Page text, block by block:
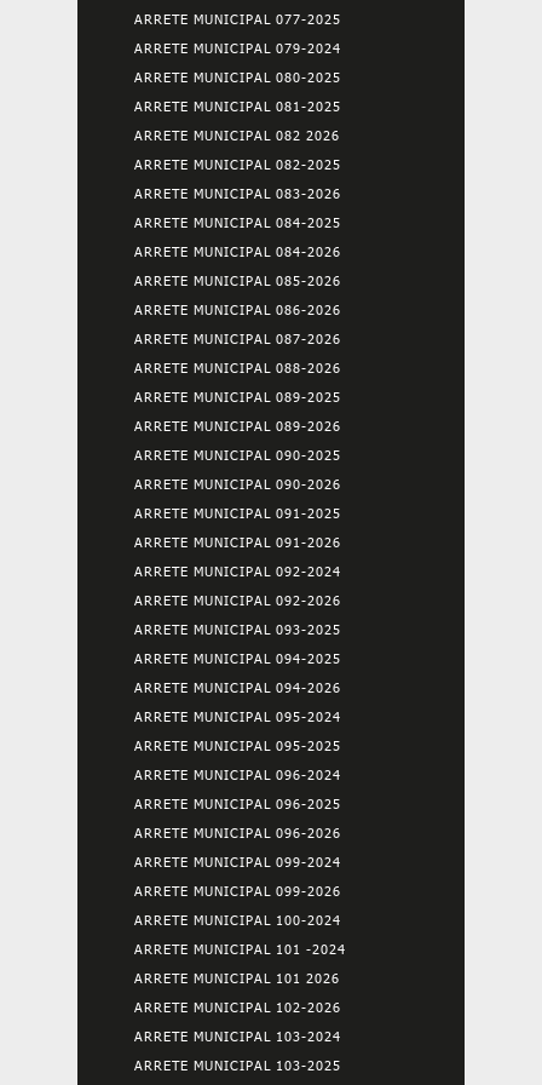
ARRETE MUNICIPAL 077-2025
ARRETE MUNICIPAL 079-2024
ARRETE MUNICIPAL 080-2025
ARRETE MUNICIPAL 081-2025
ARRETE MUNICIPAL 082 2026
ARRETE MUNICIPAL 082-2025
ARRETE MUNICIPAL 083-2026
ARRETE MUNICIPAL 084-2025
ARRETE MUNICIPAL 084-2026
ARRETE MUNICIPAL 085-2026
ARRETE MUNICIPAL 086-2026
ARRETE MUNICIPAL 087-2026
ARRETE MUNICIPAL 088-2026
ARRETE MUNICIPAL 089-2025
ARRETE MUNICIPAL 089-2026
ARRETE MUNICIPAL 090-2025
ARRETE MUNICIPAL 090-2026
ARRETE MUNICIPAL 091-2025
ARRETE MUNICIPAL 091-2026
ARRETE MUNICIPAL 092-2024
ARRETE MUNICIPAL 092-2026
ARRETE MUNICIPAL 093-2025
ARRETE MUNICIPAL 094-2025
ARRETE MUNICIPAL 094-2026
ARRETE MUNICIPAL 095-2024
ARRETE MUNICIPAL 095-2025
ARRETE MUNICIPAL 096-2024
ARRETE MUNICIPAL 096-2025
ARRETE MUNICIPAL 096-2026
ARRETE MUNICIPAL 099-2024
ARRETE MUNICIPAL 099-2026
ARRETE MUNICIPAL 100-2024
ARRETE MUNICIPAL 101 -2024
ARRETE MUNICIPAL 101 2026
ARRETE MUNICIPAL 102-2026
ARRETE MUNICIPAL 103-2024
ARRETE MUNICIPAL 103-2025